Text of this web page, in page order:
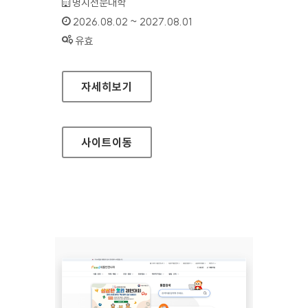
인증기간 :
2026.08.02 ~ 2027.08.01
상태 :
유효
명지전문대학
자세히보기
사이트이동